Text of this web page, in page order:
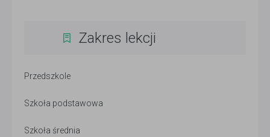
Zakres lekcji
Przedszkole
Szkoła podstawowa
Szkoła średnia